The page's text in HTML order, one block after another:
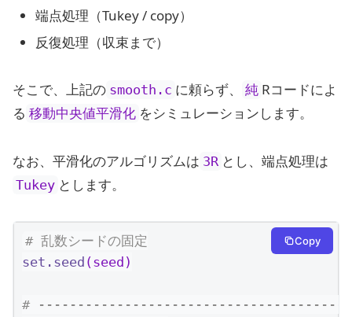
端点処理（Tukey / copy）
反復処理（収束まで）
そこで、上記の smooth.c に頼らず、 純 Rコードによ
る 移動中央値平滑化 をシミュレーションします。
なお、平滑化のアルゴリズムは 3R とし、端点処理は
Tukey とします。
# 乱数シードの固定
set.seed (seed)
#
Copy